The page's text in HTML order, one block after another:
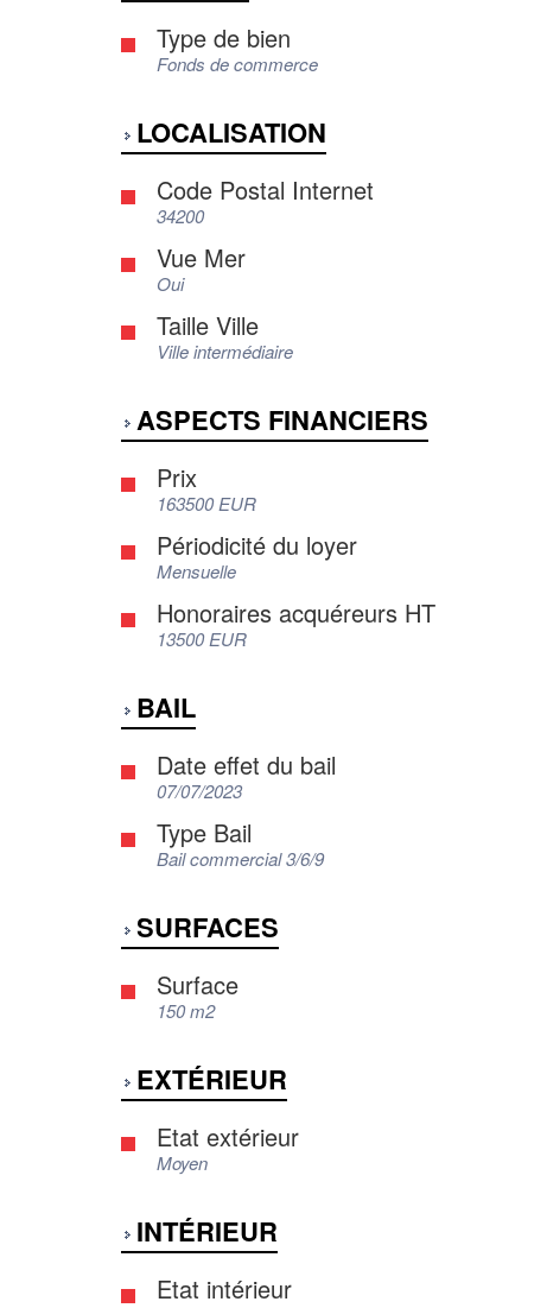
Type de bien
Fonds de commerce
LOCALISATION
Code Postal Internet
34200
Vue Mer
Oui
Taille Ville
Ville intermédiaire
ASPECTS FINANCIERS
Prix
163500 EUR
Périodicité du loyer
Mensuelle
Honoraires acquéreurs HT
13500 EUR
BAIL
Date effet du bail
07/07/2023
Type Bail
Bail commercial 3/6/9
SURFACES
Surface
150 m2
EXTÉRIEUR
Etat extérieur
Moyen
INTÉRIEUR
Etat intérieur